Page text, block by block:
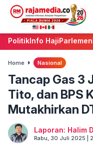
PolitikInfo HajiParlemen
Home Nasional
Tancap Gas 3
Tito, dan BPS
Mutakhirkan
Laporan: Halim
Rabu, 30 Juli 2025 |